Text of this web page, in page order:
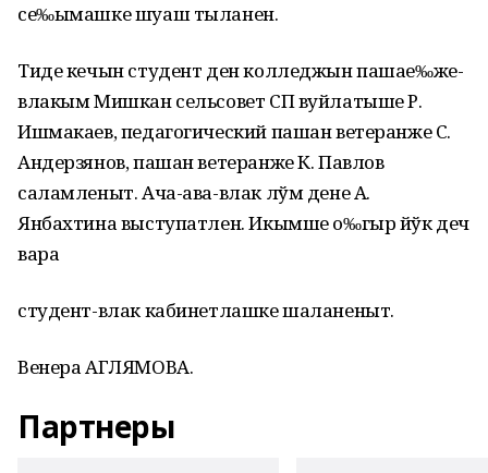
се‰ымашке шуаш тыланен.
Тиде кечын студент ден колледжын пашае‰же-
влакым Мишкан сельсовет СП вуйлатыше Р.
Ишмакаев, педагогический пашан ветеранже С.
Андерзянов, пашан ветеранже К. Павлов
саламленыт. Ача-ава-влак лўм дене А.
Янбахтина выступатлен. Икымше о‰гыр йўк деч
вара
студент-влак кабинетлашке шаланеныт.
Венера АГЛЯМОВА.
Партнеры